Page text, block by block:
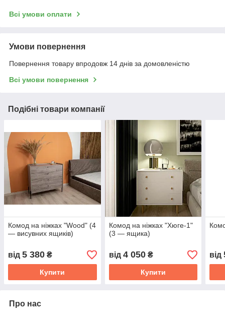
Всі умови оплати
Умови повернення
Повернення товару впродовж 14 днів за домовленістю
Всі умови повернення
Подібні товари компанії
Комод на ніжках "Wood" (4
— висувних ящиків)
від 5 380 ₴
Купити
Комод на ніжках "Хюге-1"
(3 — ящика)
від 4 050₴
Купити
від
Про нас